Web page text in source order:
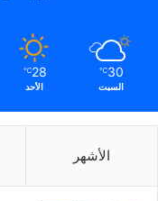
30
℃
السبت
28
℃
الأحد
الأشهر